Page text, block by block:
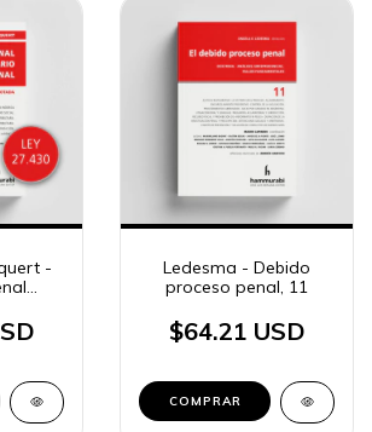
-
Ledesma - Debido
proceso penal, 11
$64.21 USD
COMPRAR